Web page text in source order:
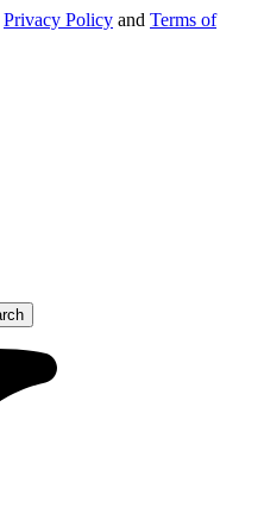
Privacy Policy and Terms of